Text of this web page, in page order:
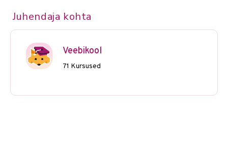
Juhendaja kohta
Veebikool
71 Kursused